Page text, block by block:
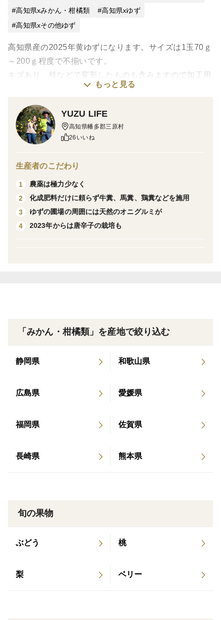
高知県xみかん・柑橘類
高知県xゆず
高知県xその他ゆず
高知県産の2025年黄ゆずになります。サイズは1玉70ｇ
～200ｇ程度で不揃いです。
キズあり、枝などで変形したものも含みますので加工用
としてオススメです。寒い日にはゆず湯で温まるのもい
※外観は写真をご参照ください。
日本一のゆず産地高知県。西部の三原村、標高約150ｍ
の中山間地で栽培しています。
保存方法など
冷蔵庫の野菜室で保存してください。手間は掛かります
もっと見る
YUZU LIFE
高知県幡多郡三原村
26いいね
生産者のこだわり
1
農薬は極力少なく
2
化成肥料だけに頼らず牛糞、馬糞、鶏糞などを施用
3
ゆずの圃場の周囲には天然のオニグルミが
4
2023年からは唐辛子の栽培も
「みかん・柑橘類」を産地で絞り込む
静岡県 和歌山県
広島県 愛媛県
福岡県 佐賀県
長崎県 熊本県
旬の果物
ぶどう 桃
梨 ベリー